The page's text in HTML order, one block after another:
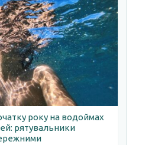
року на водоймах
рятувальники